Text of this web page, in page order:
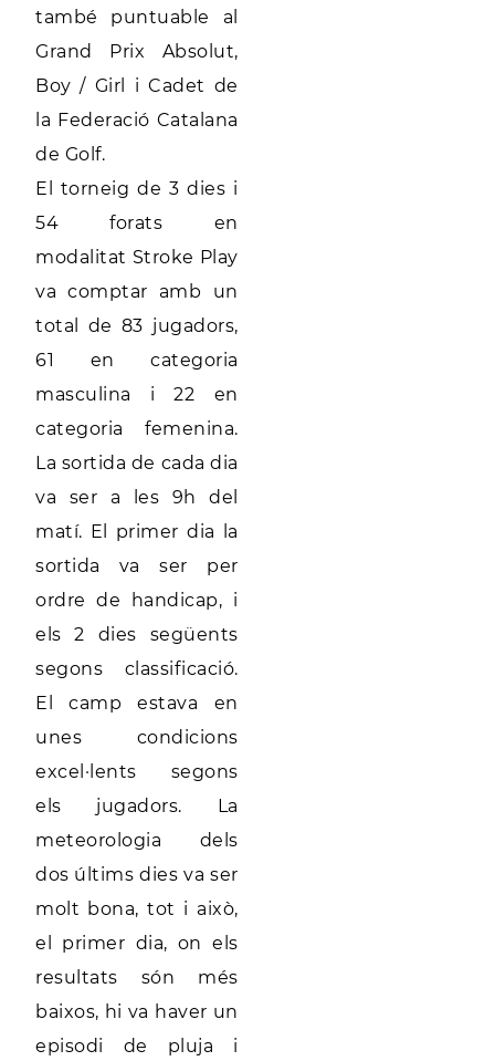
també puntuable al
Grand Prix Absolut,
Boy / Girl i Cadet de
la Federació Catalana
de Golf.
El torneig de 3 dies i
54 forats en
modalitat Stroke Play
va comptar amb un
total de 83 jugadors,
61 en categoria
masculina i 22 en
categoria femenina.
La sortida de cada dia
va ser a les 9h del
matí. El primer dia la
sortida va ser per
ordre de handicap, i
els 2 dies següents
segons classificació.
El camp estava en
unes condicions
excel·lents segons
els jugadors. La
meteorologia dels
dos últims dies va ser
molt bona, tot i això,
el primer dia, on els
resultats són més
baixos, hi va haver un
episodi de pluja i